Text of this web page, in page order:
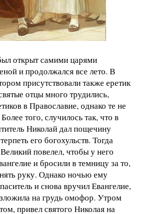
открыт самими царями
и продолжался все лето. В
присутствовали также еретик
отцы много трудились,
в Православие, однако те не
того, случилось так, что в
Николай дал пощечину
его богохульств. Тогда
повелел, чтобы у него
и бросили в темницу за то,
руку. Однако ночью ему
и снова вручил Евангелие,
на грудь омофор. Утром
привел святого Николая на